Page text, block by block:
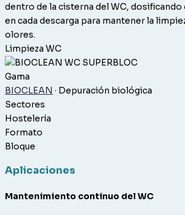
dentro de la cisterna del WC,
en cada descarga para mantener la
olores.
Limpieza WC
Gama
BIOCLEAN · Depuración biológica
Sectores
Hostelería
Formato
Bloque
Aplicaciones
Mantenimiento continuo del WC